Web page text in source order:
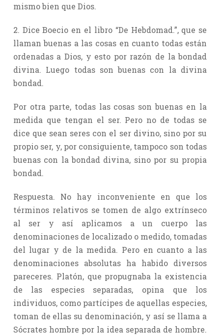
mismo bien que Dios.
2. Dice Boecio en el libro “De Hebdomad.”, que se
llaman buenas a las cosas en cuanto todas están
ordenadas a Dios, y esto por razón de la bondad
divina. Luego todas son buenas con la divina
bondad.
Por otra parte, todas las cosas son buenas en la
medida que tengan el ser. Pero no de todas se
dice que sean seres con el ser divino, sino por su
propio ser, y, por consiguiente, tampoco son todas
buenas con la bondad divina, sino por su propia
bondad.
Respuesta. No hay inconveniente en que los
términos relativos se tomen de algo extrínseco
al ser y así aplicamos a un cuerpo las
denominaciones de localizado o medido, tomadas
del lugar y de la medida. Pero en cuanto a las
denominaciones absolutas ha habido diversos
pareceres. Platón, que propugnaba la existencia
de las especies separadas, opina que los
individuos, como partícipes de aquellas especies,
toman de ellas su denominación, y así se llama a
Sócrates hombre por la idea separada de hombre.